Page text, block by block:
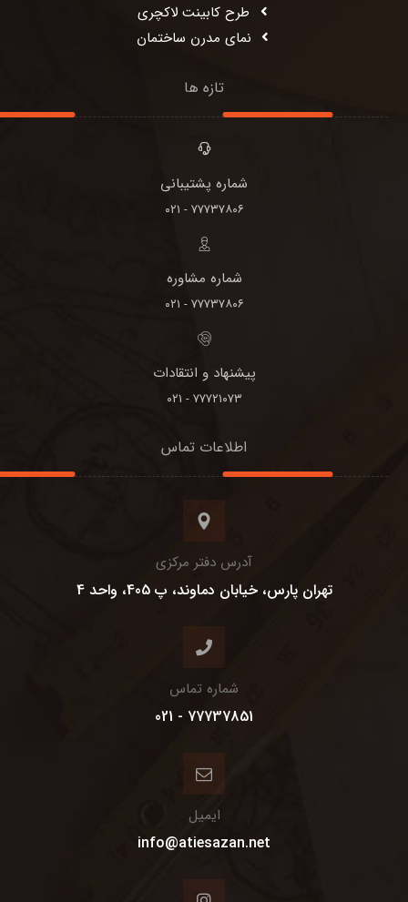
طرح کابینت لاکچری
نمای مدرن ساختمان
تازه ها
شماره پشتیبانی
۷۷۷۳۷۸۰۶ - ۰۲۱
شماره مشاوره
۷۷۷۳۷۸۰۶ - ۰۲۱
پیشنهاد و انتقادات
۷۷۷۲۱۰۷۳ - ۰۲۱
اطلاعات تماس
آدرس دفتر مرکزی
تهران پارس، خیابان دماوند، پ 405، واحد 4
شماره تماس
77737851 - 021
ایمیل
info@atiesazan.net